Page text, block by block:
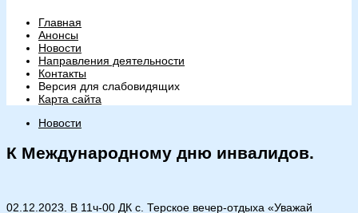
Главная
Анонсы
Новости
Направления деятельности
Контакты
Версия для слабовидящих
Карта сайта
Новости
К Международному дню инвалидов.
02.12.2023. В 11ч-00 ДК с. Терское вечер-отдыха «Уважай